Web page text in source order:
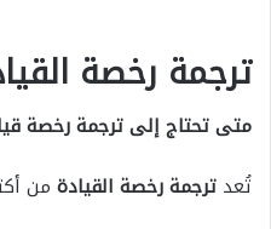
ترجمة رخصة
متى تحتاج إلى ترجمة رخصة
تُعد ترجمة رخصة القيادة من